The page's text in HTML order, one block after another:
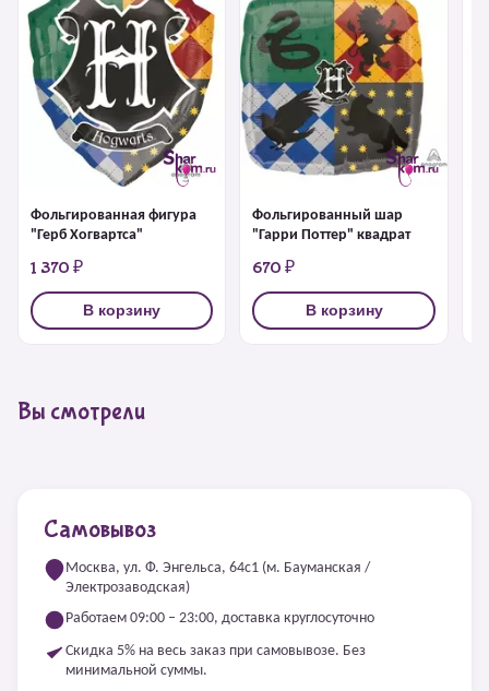
Фольгированная фигура
"Герб Хогвартса"
1 370 ₽
В корзину
Фольгированный шар
"Гарри Поттер" квадрат
670 ₽
В корзину
Вы смотрели
Самовывоз
Москва, ул. Ф. Энгельса, 64с1 (м. Бауманская /
Электрозаводская)
Работаем 09:00 – 23:00, доставка круглосуточно
Скидка 5% на весь заказ при самовывозе. Без
минимальной суммы.